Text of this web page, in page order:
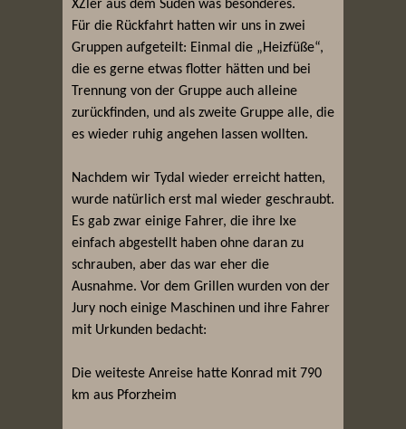
XZler aus dem Süden was besonderes.
Für die Rückfahrt hatten wir uns in zwei
Gruppen aufgeteilt: Einmal die „Heizfüße“,
die es gerne etwas flotter hätten und bei
Trennung von der Gruppe auch alleine
zurückfinden, und als zweite Gruppe alle, die
es wieder ruhig angehen lassen wollten.
Nachdem wir Tydal wieder erreicht hatten,
wurde natürlich erst mal wieder geschraubt.
Es gab zwar einige Fahrer, die ihre Ixe
einfach abgestellt haben ohne daran zu
schrauben, aber das war eher die
Ausnahme. Vor dem Grillen wurden von der
Jury noch einige Maschinen und ihre Fahrer
mit Urkunden bedacht:
Die weiteste Anreise hatte Konrad mit 790
km aus Pforzheim